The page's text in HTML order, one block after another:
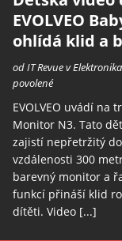
EVOLVEO
ohlídá klid a
od IT Revue v Elektronika
povolené
EVOLVEO uvádí na
Monitor N3. Tato
zajistí nepřetržitý
vzdálenosti 300
barevný monitor a
funkcí přináší klid
dítěti. Video [...]